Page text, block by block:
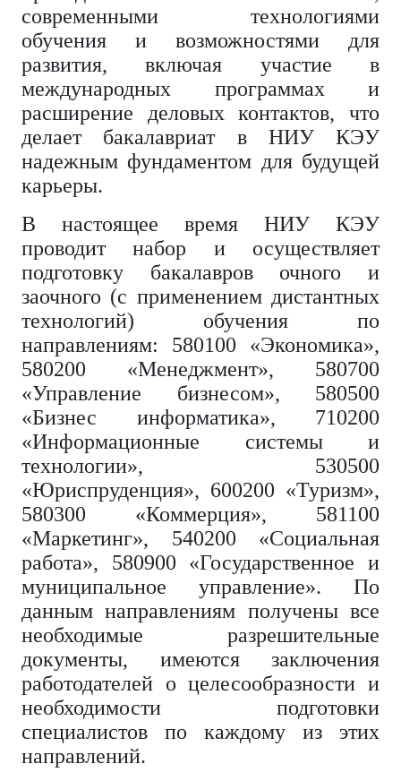
современными технологиями
обучения и возможностями для
развития, включая участие в
международных программах и
расширение деловых контактов, что
делает бакалавриат в НИУ КЭУ
надежным фундаментом для будущей
карьеры.
В настоящее время НИУ КЭУ
проводит набор и осуществляет
подготовку бакалавров очного и
заочного (с применением дистантных
технологий) обучения по
направлениям: 580100 «Экономика»,
580200 «Менеджмент», 580700
«Управление бизнесом», 580500
«Бизнес информатика», 710200
«Информационные системы и
технологии», 530500
«Юриспруденция», 600200 «Туризм»,
580300 «Коммерция», 581100
«Маркетинг», 540200 «Социальная
работа», 580900 «Государственное и
муниципальное управление». По
данным направлениям получены все
необходимые разрешительные
документы, имеются заключения
работодателей о целесообразности и
необходимости подготовки
специалистов по каждому из этих
направлений.